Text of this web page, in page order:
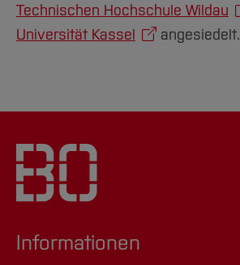
Technischen Hochschule Wildau
Universität Kassel
angesiedelt.
Informationen